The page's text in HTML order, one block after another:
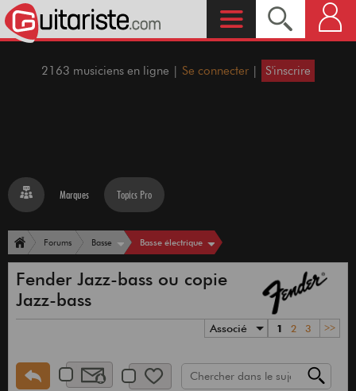
2163 musiciens en ligne | Se connecter | S'inscrire
Marques Topics Pro
Forums Basse Basse électrique
Fender Jazz-bass ou copie
Jazz-bass
Associé 1 2 3 >>